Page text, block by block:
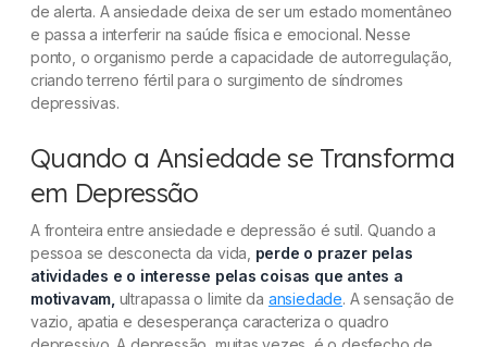
de alerta. A ansiedade deixa de ser um estado momentâneo
e passa a interferir na saúde física e emocional. Nesse
ponto, o organismo perde a capacidade de autorregulação,
criando terreno fértil para o surgimento de síndromes
depressivas.
Quando a Ansiedade se Transforma
em Depressão
A fronteira entre ansiedade e depressão é sutil. Quando a
pessoa se desconecta da vida, perde o prazer pelas
atividades e o interesse pelas coisas que antes a
motivavam, ultrapassa o limite da ansiedade. A sensação de
vazio, apatia e desesperança caracteriza o quadro